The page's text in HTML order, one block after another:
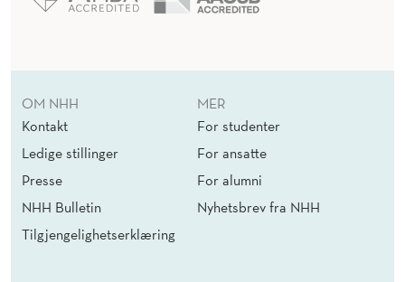
OM NHH
Kontakt
Ledige stillinger
Presse
NHH Bulletin
Tilgjengelighetserklæring
MER
For studenter
For ansatte
For alumni
Nyhetsbrev fra NHH